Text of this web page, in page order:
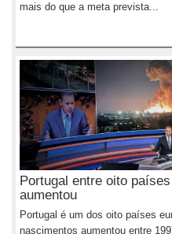
mais do que a meta prevista...
Portugal entre oito
aumentou
Portugal é um dos oito países
nascimentos aumentou entre